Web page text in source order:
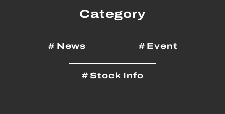
Category
News Event
Stock Info